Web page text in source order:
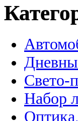
Свето-
Набор